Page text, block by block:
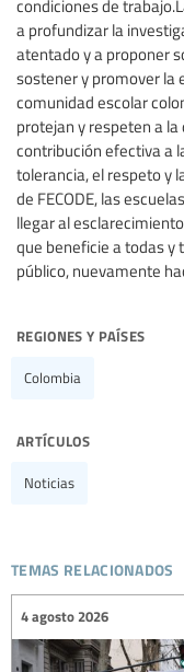
condiciones de
a profundizar la
atentado y a proponer
sostener y promover la
comunidad escolar
protejan y respeten a
contribución efectiva a
tolerancia, el respeto y
de FECODE, las
llegar al
que beneficie a todas y
público, nuevamente
regiones y países
Colombia
artículos
Noticias
temas relacionados
4 agosto 2026